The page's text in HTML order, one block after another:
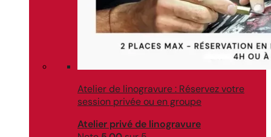
Atelier de linogravure : Réservez votre
session privée ou en groupe
Atelier privé de linogravure